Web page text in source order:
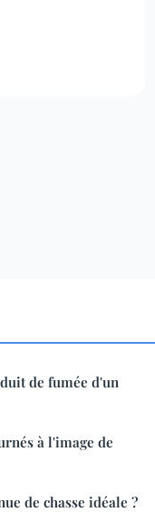
de fumée d'un
à l'image de
de chasse idéale ?